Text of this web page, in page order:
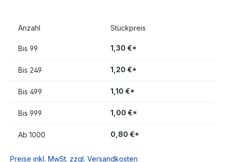
Anzahl Stückpreis
Bis 99 1,30 €*
Bis 249 1,20 €*
Bis 499 1,10 €*
Bis 999 1,00 €*
Ab 1000 0,80 €*
Preise inkl. MwSt. zzgl. Versandkosten